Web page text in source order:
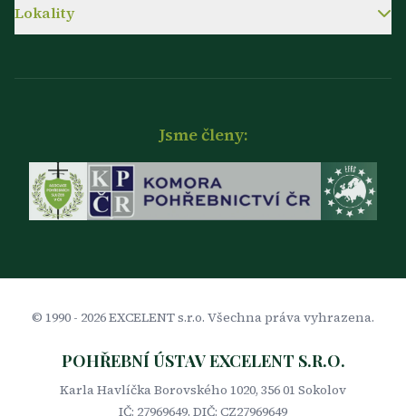
Lokality
Jsme členy:
© 1990 - 2026EXCELENT s.r.o. Všechna práva vyhrazena.
POHŘEBNÍ ÚSTAV EXCELENT S.R.O.
Karla Havlíčka Borovského 1020, 356 01 Sokolov
IČ: 27969649, DIČ: CZ27969649